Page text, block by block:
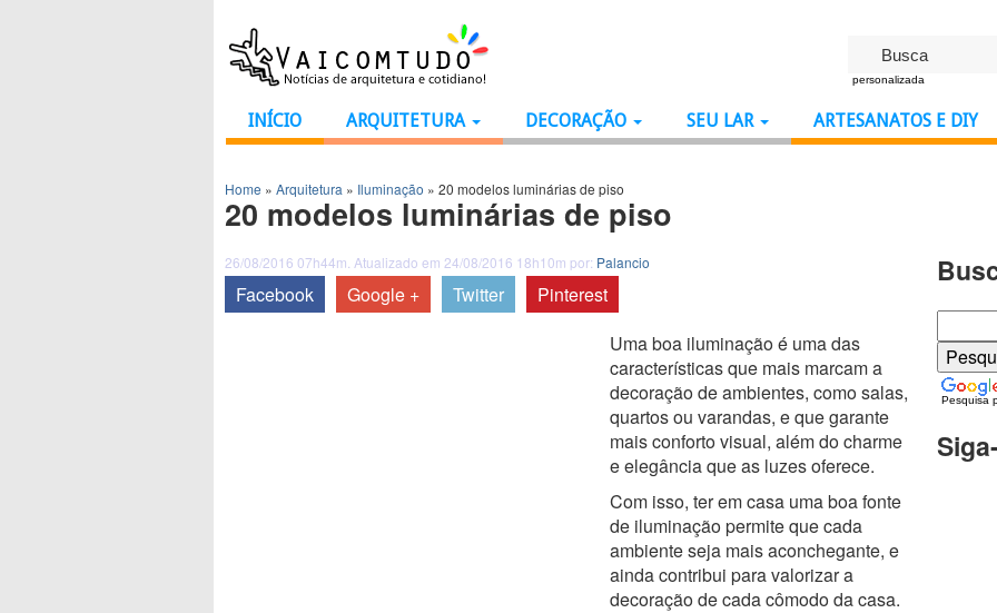
personalizada
INÍCIO ARQUITETURA DECORAÇÃO SEU LAR ARTESANATOS E DIY
Home » Arquitetura » Iluminação » 20 modelos luminárias de piso
20 modelos luminárias de piso
26/08/2016 07h44m. Atualizado em 24/08/2016 18h10m por: Palancio
Facebook Google + Twitter
Pinterest
Uma boa iluminação é uma das
características que mais marcam a
decoração de ambientes, como salas,
quartos ou varandas, e que garante
mais conforto visual, além do charme
e elegância que as luzes oferece.
Com isso, ter em casa uma boa fonte
de iluminação permite que cada
ambiente seja mais aconchegante, e
ainda contribui para valorizar a
decoração de cada cômodo da casa.
Pesquisa